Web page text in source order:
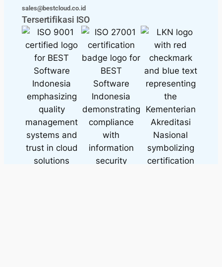
sales@bestcloud.co.id
Tersertifikasi ISO